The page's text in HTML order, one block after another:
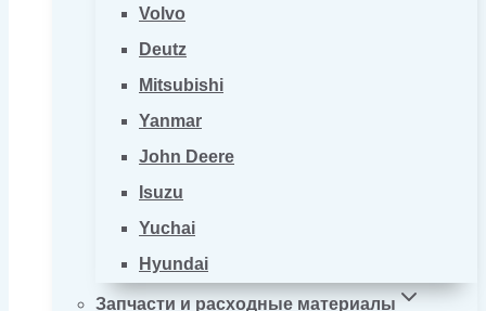
Volvo
Deutz
Mitsubishi
Yanmar
John Deere
Isuzu
Yuchai
Hyundai
Запчасти и расходные материалы